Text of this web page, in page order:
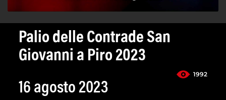
Palio delle Contrade San
Giovanni a Piro 2023
1992
16 agosto 2023